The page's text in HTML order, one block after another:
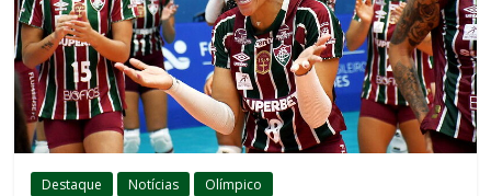
Destaque Notícias Olímpico